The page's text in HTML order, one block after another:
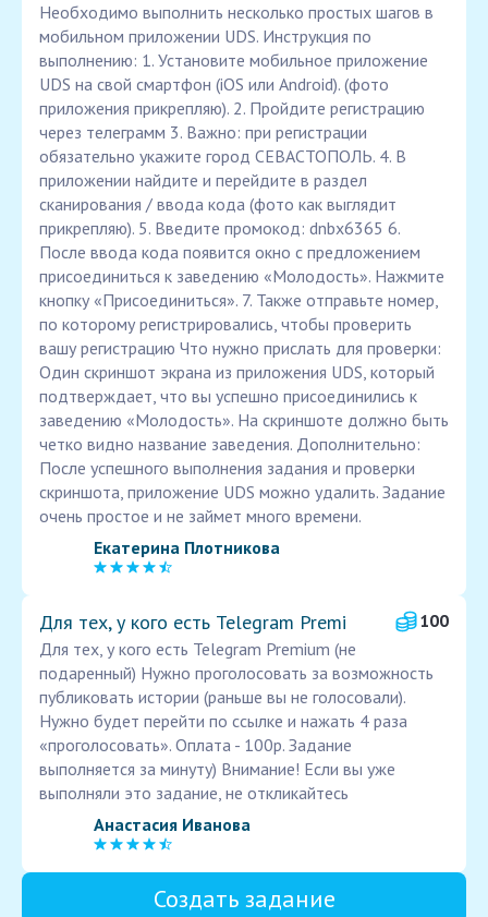
Необходимо выполнить несколько простых шагов в
мобильном приложении UDS. Инструкция по
выполнению: 1. Установите мобильное приложение
UDS на свой смартфон (iOS или Android). (фото
приложения прикрепляю). 2. Пройдите регистрацию
через телеграмм 3. Важно: при регистрации
обязательно укажите город СЕВАСТОПОЛЬ. 4. В
приложении найдите и перейдите в раздел
сканирования / ввода кода (фото как выглядит
прикрепляю). 5. Введите промокод: dnbx6365 6.
После ввода кода появится окно с предложением
присоединиться к заведению «Молодость». Нажмите
кнопку «Присоединиться». 7. Также отправьте номер,
по которому регистрировались, чтобы проверить
вашу регистрацию Что нужно прислать для проверки:
Один скриншот экрана из приложения UDS, который
подтверждает, что вы успешно присоединились к
заведению «Молодость». На скриншоте должно быть
четко видно название заведения. Дополнительно:
После успешного выполнения задания и проверки
скриншота, приложение UDS можно удалить. Задание
очень простое и не займет много времени.
Екатерина Плотникова
Для тех, у кого есть Telegram Premi
100
Для тех, у кого есть Telegram Premium (не
подаренный) Нужно проголосовать за возможность
публиковать истории (раньше вы не голосовали).
Нужно будет перейти по ссылке и нажать 4 раза
«проголосовать». Оплата - 100р. Задание
выполняется за минуту) Внимание! Если вы уже
выполняли это задание, не откликайтесь
Анастасия Иванова
Создать задание